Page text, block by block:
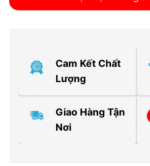
Cam Kết Chất
Lượng
Giao Hàng Tận
Nơi